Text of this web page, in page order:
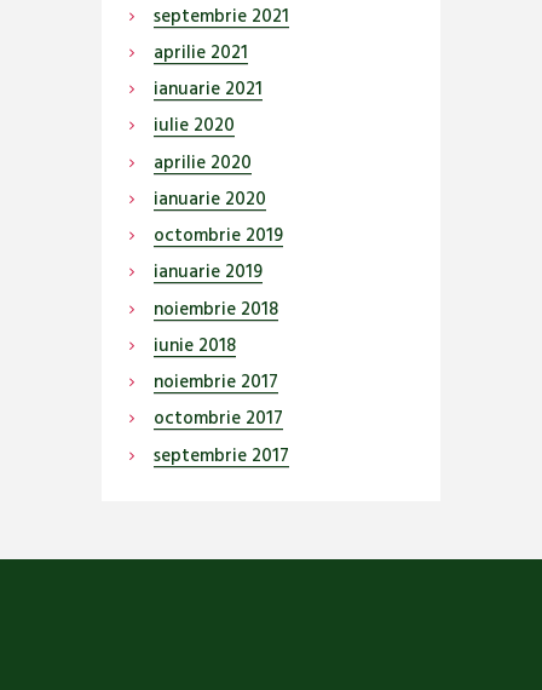
septembrie 2021
aprilie 2021
ianuarie 2021
iulie 2020
aprilie 2020
ianuarie 2020
octombrie 2019
ianuarie 2019
noiembrie 2018
iunie 2018
noiembrie 2017
octombrie 2017
septembrie 2017